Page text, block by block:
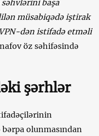
başa
müsabiqədə iştirak
dən istifadə etməli
öz səhifəsində
şərhlər
olunmasından